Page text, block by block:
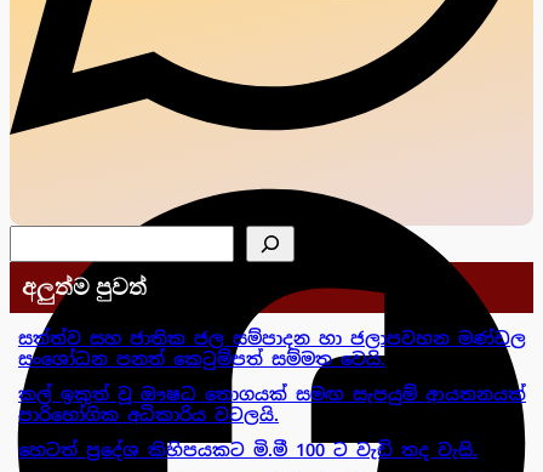
අලුත්ම පුවත්
සත්ත්ව සහ ජාතික ජල සම්පාදන හා ජලාපවහන මණ්ඩල
සංශෝධන පනත් කෙටුම්පත් සම්මත වෙයි.
කල් ඉකුත් වූ ඖෂධ තොගයක් සමඟ සැපයුම් ආයතනයක්
පාරිභෝගික අධිකාරිය වටලයි.
හෙටත් ප්‍රදේශ කිහිපයකට මි.මී 100 ට වැඩි තද වැසි.